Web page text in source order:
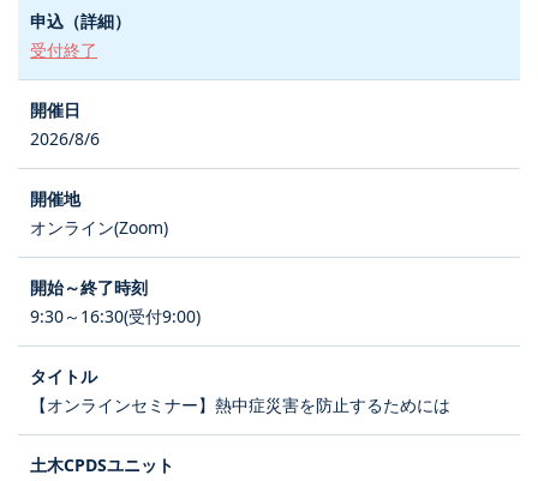
受付終了
2026/8/6
オンライン(Zoom)
9:30～16:30(受付9:00)
【オンラインセミナー】熱中症災害を防止するためには